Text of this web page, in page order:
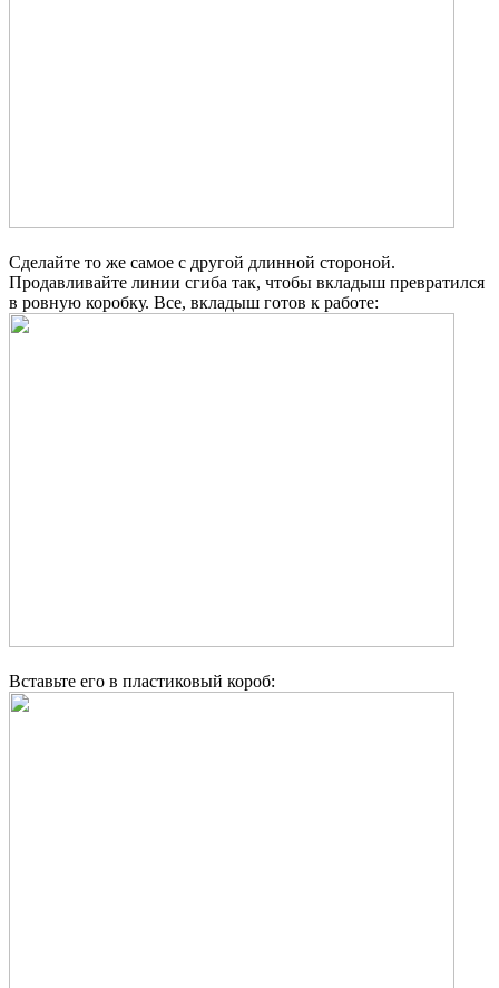
Сделайте то же самое с другой длинной стороной.
Продавливайте линии сгиба так, чтобы вкладыш превратился
в ровную коробку. Все, вкладыш готов к работе:
Вставьте его в пластиковый короб: